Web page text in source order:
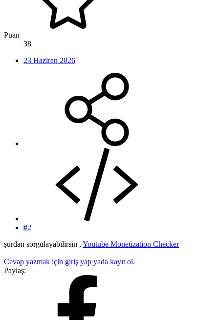
Puan
38
23 Haziran 2026
#2
şurdan sorgulayabilirsin , Youtube Monetization Checker
Cevap yazmak için giriş yap yada kayıt ol.
Paylaş: